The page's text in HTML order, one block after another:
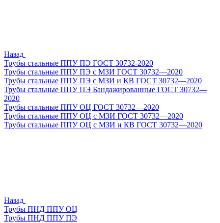
Назад
Трубы стальные ППУ ПЭ ГОСТ 30732-2020
Трубы стальные ППУ ПЭ с МЗИ ГОСТ 30732—2020
Трубы стальные ППУ ПЭ с МЗИ и КВ ГОСТ 30732—2020
Трубы стальные ППУ ПЭ Бандажированные ГОСТ 30732—
2020
Трубы стальные ППУ ОЦ ГОСТ 30732—2020
Трубы стальные ППУ ОЦ с МЗИ ГОСТ 30732—2020
Трубы стальные ППУ ОЦ с МЗИ и КВ ГОСТ 30732—2020
Назад
Трубы ПНД ППУ ОЦ
Трубы ПНД ППУ ПЭ